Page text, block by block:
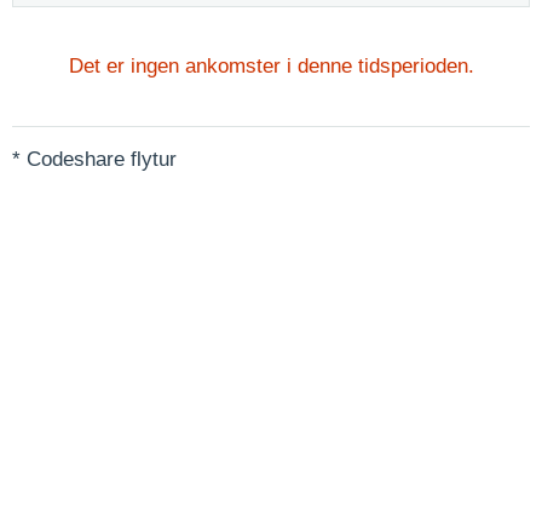
Det er ingen ankomster i denne tidsperioden.
* Codeshare flytur